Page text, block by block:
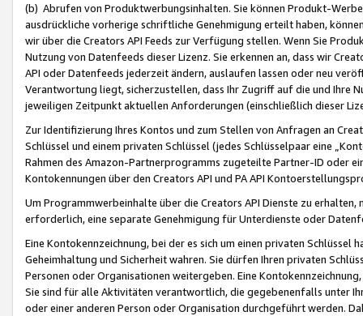
(b) Abrufen von Produktwerbungsinhalten. Sie können Produkt-
ausdrückliche vorherige schriftliche Genehmigung erteilt haben,
wir über die Creators API Feeds zur Verfügung stellen. Wenn Sie
Nutzung von Datenfeeds dieser Lizenz. Sie erkennen an, dass wir
API oder Datenfeeds jederzeit ändern, auslaufen lassen oder neu
Verantwortung liegt, sicherzustellen, dass Ihr Zugriff auf die und Ihre
jeweiligen Zeitpunkt aktuellen Anforderungen (einschließlich dieser
Zur Identifizierung Ihres Kontos und zum Stellen von Anfragen an
Schlüssel und einem privaten Schlüssel (jedes Schlüsselpaar eine
Rahmen des Amazon-Partnerprogramms zugeteilte Partner-ID oder
Kontokennungen über den Creators API und PA API
Um Programmwerbeinhalte über die Creators API Dienste zu
erforderlich, eine separate Genehmigung für Unterdienste oder
Eine Kontokennzeichnung, bei der es sich um einen privaten
Geheimhaltung und Sicherheit wahren. Sie dürfen Ihren privaten
Personen oder Organisationen weitergeben. Eine
Sie sind für alle Aktivitäten verantwortlich, die gegebenenfalls unter
oder einer anderen Person oder Organisation durchgeführt werden.